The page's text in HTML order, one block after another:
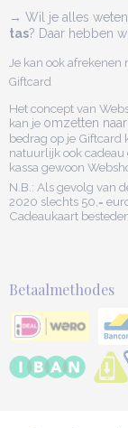
→ Wil je alles
tas? Daar hebben
Je kan ook afrekenen
Giftcard
Het concept van
kan je omzetten
bedrag op je Giftcard
natuurlijk ook cadeau
kassa gewoon
N.B.: Als gevolg van
2020 slechts 50,=
Cadeaukaart
Betaalmethodes